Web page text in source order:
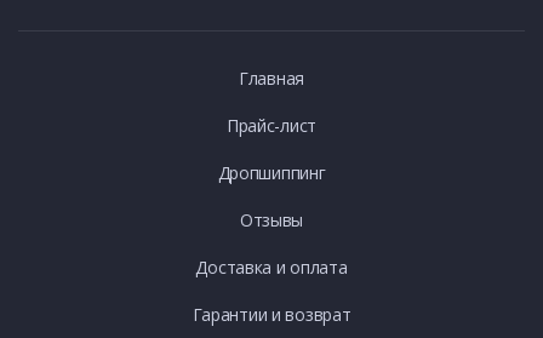
Главная
Прайс-лист
Дропшиппинг
Отзывы
Доставка и оплата
Гарантии и возврат